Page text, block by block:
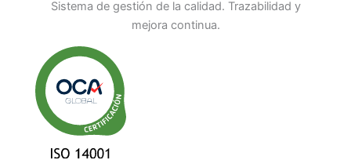
Sistema de gestión de la calidad. Trazabilidad y
mejora continua.